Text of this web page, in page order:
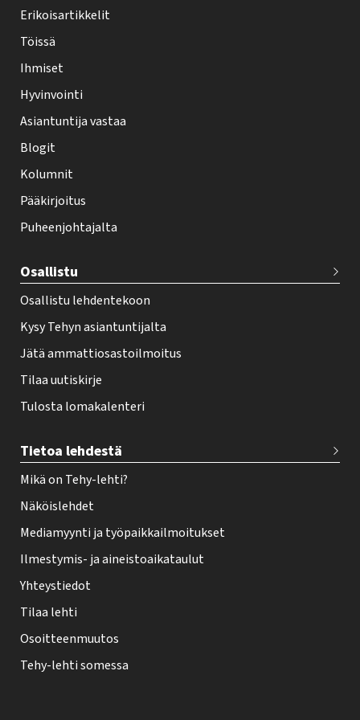
y
-
e
h
t
i
f
o
t
r
Erikoisartikkelit
Töissä
Ihmiset
Hyvinvointi
Asiantuntija vastaa
Blogit
Kolumnit
Pääkirjoitus
Puheenjohtajalta
Osallistu
Osallistu lehdentekoon
Kysy Tehyn asiantuntijalta
Jätä ammattiosastoilmoitus
Tilaa uutiskirje
Tulosta lomakalenteri
Tietoa lehdestä
Mikä on Tehy-lehti?
Näköislehdet
Mediamyynti ja työpaikkailmoitukset
Ilmestymis- ja aineistoaikataulut
Yhteystiedot
Tilaa lehti
Osoitteenmuutos
Tehy-lehti somessa